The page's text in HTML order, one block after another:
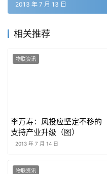
2013 年 7 月 13 日
相关推荐
物联资讯
李万寿：风投应坚定不移的
支持产业升级（图）
2013 年 7 月 14 日
物联资讯